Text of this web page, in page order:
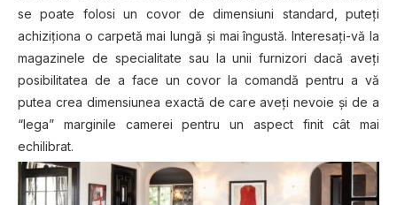
se poate folosi un covor de dimensiuni standard, puteţi
achiziționa o carpetă mai lungă şi mai îngustă. Interesaţi-vă la
magazinele de specialitate sau la unii furnizori dacă aveţi
posibilitatea de a face un covor la comandă pentru a vă
putea crea dimensiunea exactă de care aveți nevoie și de a
“lega” marginile camerei pentru un aspect finit cât mai
echilibrat.